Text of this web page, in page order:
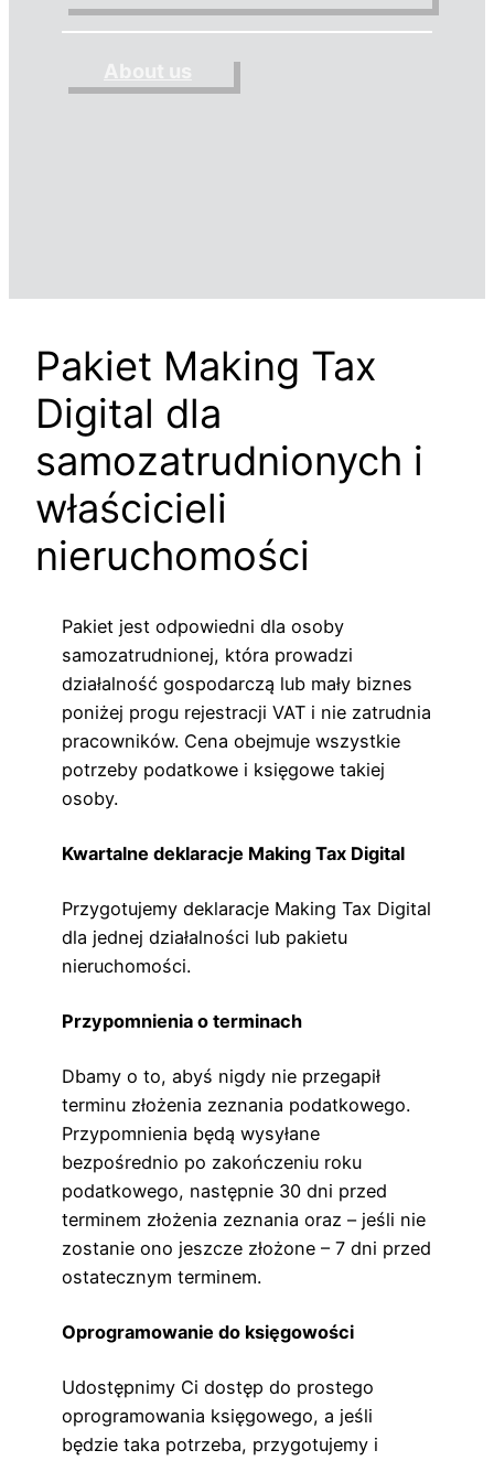
Pakiet Making Tax
Digital dla
samozatrudnionych i
właścicieli
nieruchomości
Pakiet jest odpowiedni dla osoby
samozatrudnionej, która prowadzi
działalność gospodarczą lub mały biznes
poniżej progu rejestracji VAT i nie zatrudnia
pracowników. Cena obejmuje wszystkie
potrzeby podatkowe i księgowe takiej
osoby.
Kwartalne deklaracje Making Tax Digital
Przygotujemy deklaracje Making Tax Digital
dla jednej działalności lub pakietu
nieruchomości.
Przypomnienia o terminach
Dbamy o to, abyś nigdy nie przegapił
terminu złożenia zeznania podatkowego.
Przypomnienia będą wysyłane
bezpośrednio po zakończeniu roku
podatkowego, następnie 30 dni przed
terminem złożenia zeznania oraz – jeśli nie
zostanie ono jeszcze złożone – 7 dni przed
ostatecznym terminem.
Oprogramowanie do księgowości
Udostępnimy Ci dostęp do prostego
oprogramowania księgowego, a jeśli
będzie taka potrzeba, przygotujemy i